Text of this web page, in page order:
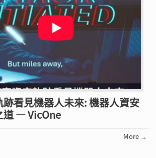
看見機器人未來: 機器人資安
道 — VicOne
More →